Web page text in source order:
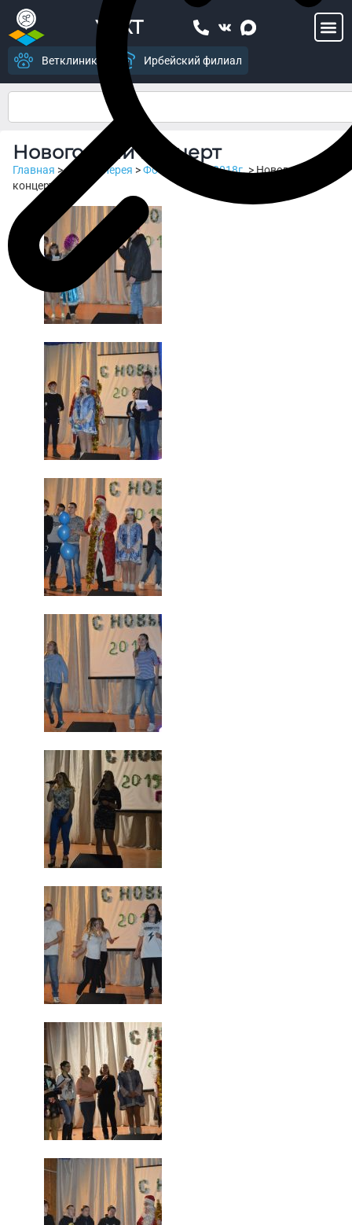
УСХТ
Ветклиника Ирбейский филиал
Новогодний концерт
Главная >Фотогалерея >Фотогалерея 2018г.>Новогодний
концерт